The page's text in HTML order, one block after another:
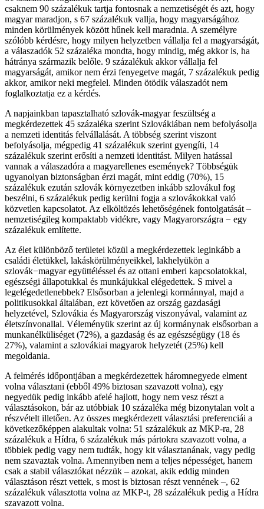
csaknem 90 százalékuk tartja fontosnak a nemzetiségét és azt, hogy
magyar maradjon, s 67 százalékuk vallja, hogy magyarságához
minden körülmények között hűnek kell maradnia. A személyre
szólóbb kérdésre, hogy milyen helyzetben vállalja fel a magyarságát,
a válaszadók 52 százaléka mondta, hogy mindig, még akkor is, ha
hátránya származik belőle. 9 százalékuk akkor vállalja fel
magyarságát, amikor nem érzi fenyegetve magát, 7 százalékuk pedig
akkor, amikor neki megfelel. Minden ötödik válaszadót nem
foglalkoztatja ez a kérdés.
A napjainkban tapasztalható szlovák-magyar feszültség a
megkérdezettek 45 százaléka szerint Szlovákiában nem befolyásolja
a nemzeti identitás felvállalását. A többség szerint viszont
befolyásolja, mégpedig 41 százalékuk szerint gyengíti, 14
százalékuk szerint erősíti a nemzeti identitást. Milyen hatással
vannak a válaszadóra a magyarellenes események? Többségük
ugyanolyan biztonságban érzi magát, mint eddig (70%), 15
százalékuk ezután szlovák környezetben inkább szlovákul fog
beszélni, 6 százalékuk pedig kerülni fogja a szlovákokkal való
közvetlen kapcsolatot. Az elköltözés lehetőségének fontolgatását –
nemzetiségileg kompaktabb vidékre, vagy Magyarországra − egy
százalékuk említette.
Az élet különböző területei közül a megkérdezettek leginkább a
családi életükkel, lakáskörülményeikkel, lakhelyükön a
szlovák−magyar együttéléssel és az ottani emberi kapcsolatokkal,
egészségi állapotukkal és munkájukkal elégedettek. S mivel a
legelégedetlenebbek? Elsősorban a jelenlegi kormánnyal, majd a
politikusokkal általában, ezt követően az ország gazdasági
helyzetével, Szlovákia és Magyarország viszonyával, valamint az
életszínvonallal. Véleményük szerint az új kormánynak elsősorban a
munkanélküliséget (72%), a gazdaság és az egészségügy (18 és
27%), valamint a szlovákiai magyarok helyzetét (25%) kell
megoldania.
A felmérés időpontjában a megkérdezettek háromnegyede elment
volna választani (ebből 49% biztosan szavazott volna), egy
negyedük pedig inkább afelé hajlott, hogy nem vesz részt a
választásokon, bár az utóbbiak 10 százaléka még bizonytalan volt a
részvételt illetően. Az összes megkérdezett választási preferenciái a
következőképpen alakultak volna: 51 százalékuk az MKP-ra, 28
százalékuk a Hídra, 6 százalékuk más pártokra szavazott volna, a
többiek pedig vagy nem tudták, hogy kit választanának, vagy pedig
nem szavaztak volna. Amennyiben nem a teljes népességet, hanem
csak a stabil választókat nézzük – azokat, akik eddig minden
választáson részt vettek, s most is biztosan részt vennének –, 62
százalékuk választotta volna az MKP-t, 28 százalékuk pedig a Hídra
szavazott volna.